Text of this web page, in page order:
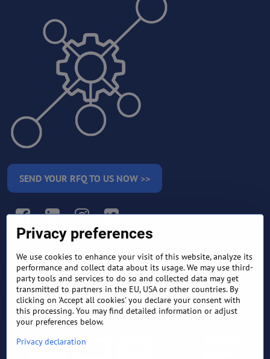
SEND YOUR RFQ TO US NOW >>
TERMS AND CONDITIONS
RETURN AND REFUND
POLICY
FREQUENTLY ASKED
QUESTIONS
EXPORT FINANCE & LETTER
OF CREDIT
Privacy preferences
We use cookies to enhance your visit of this website, analyze its
performance and collect data about its usage. We may use third-
party tools and services to do so and collected data may get
transmitted to partners in the EU, USA or other countries. By
clicking on 'Accept all cookies' you declare your consent with
this processing. You may find detailed information or adjust
your preferences below.
Privacy declaration